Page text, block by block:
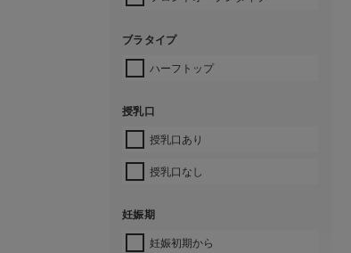
ブラタイプ
ハーフトップ
授乳口
授乳口あり
授乳口なし
妊娠期
妊娠初期から